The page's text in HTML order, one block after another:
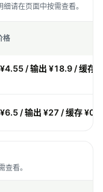
请在页面中按需查看。
格
/ 输出 ¥18.9 / 缓存
/ 输出 ¥27 / 缓存 ¥0 /
看。